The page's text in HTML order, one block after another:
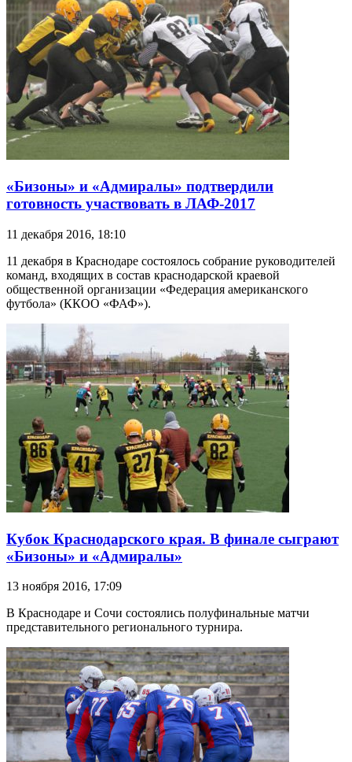
«Бизоны» и «Адмиралы» подтвердили
готовность участвовать в ЛАФ-2017
11 декабря 2016, 18:10
11 декабря в Краснодаре состоялось собрание руководителей
команд, входящих в состав краснодарской краевой
общественной организации «Федерация американского
футбола» (ККОО «ФАФ»).
Кубок Краснодарского края. В финале сыграют
«Бизоны» и «Адмиралы»
13 ноября 2016, 17:09
В Краснодаре и Сочи состоялись полуфинальные матчи
представительного регионального турнира.